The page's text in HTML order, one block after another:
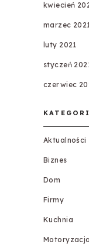
kwiecień
marzec
luty 2021
styczeń
czerwiec
Aktualności
Biznes
Dom
Firmy
Kuchnia
Motoryzacja